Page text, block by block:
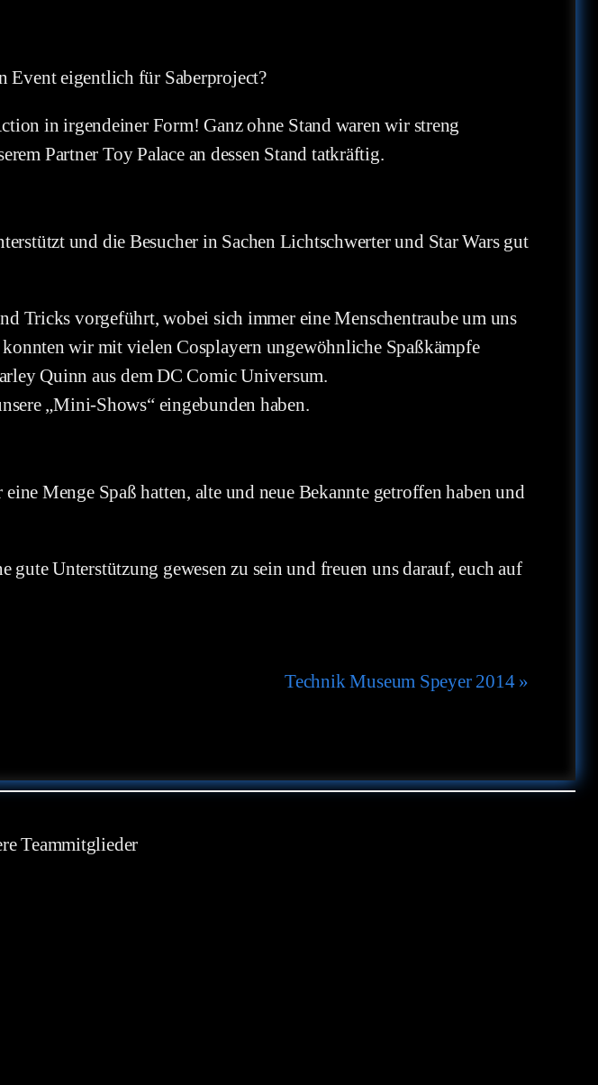
Event eigentlich für Saberproject?
in irgendeiner Form! Ganz ohne Stand waren wir streng
Partner Toy Palace an dessen Stand tatkräftig.
und die Besucher in Sachen Lichtschwerter und Star Wars gut
Tricks vorgeführt, wobei sich immer eine Menschentraube um uns
wir mit vielen Cosplayern ungewöhnliche Spaßkämpfe
Quinn aus dem DC Comic Universum.
„Mini-Shows“ eingebunden haben.
Menge Spaß hatten, alte und neue Bekannte getroffen haben und
Unterstützung gewesen zu sein und freuen uns darauf, euch auf
Technik Museum Speyer 2014 »
Teammitglieder